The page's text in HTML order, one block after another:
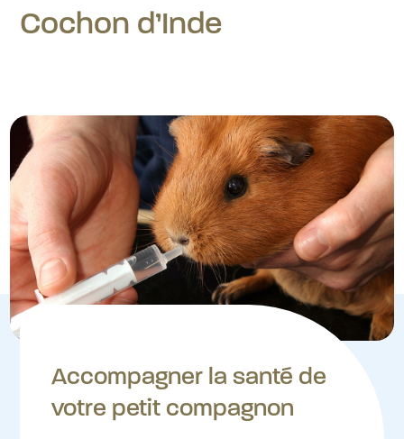
Cochon d’Inde
Accompagner la santé de
votre petit compagnon